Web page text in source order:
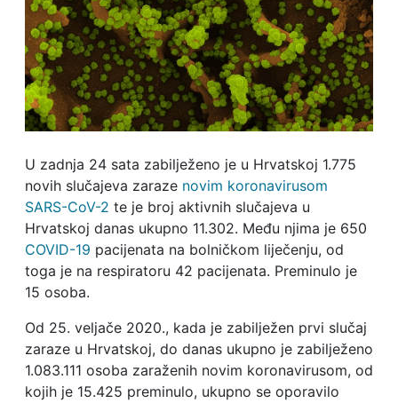
U zadnja 24 sata zabilježeno je u Hrvatskoj 1.775
novih slučajeva zaraze novim koronavirusom
SARS-CoV-2 te je broj aktivnih slučajeva u
Hrvatskoj danas ukupno 11.302. Među njima je 650
COVID-19 pacijenata na bolničkom liječenju, od
toga je na respiratoru 42 pacijenata. Preminulo je
15 osoba.
Od 25. veljače 2020., kada je zabilježen prvi slučaj
zaraze u Hrvatskoj, do danas ukupno je zabilježeno
1.083.111 osoba zaraženih novim koronavirusom, od
kojih je 15.425 preminulo, ukupno se oporavilo